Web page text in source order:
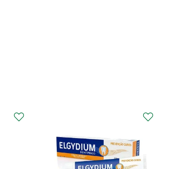
Curaprox Surgical
Escova Dentes Mega
Soft